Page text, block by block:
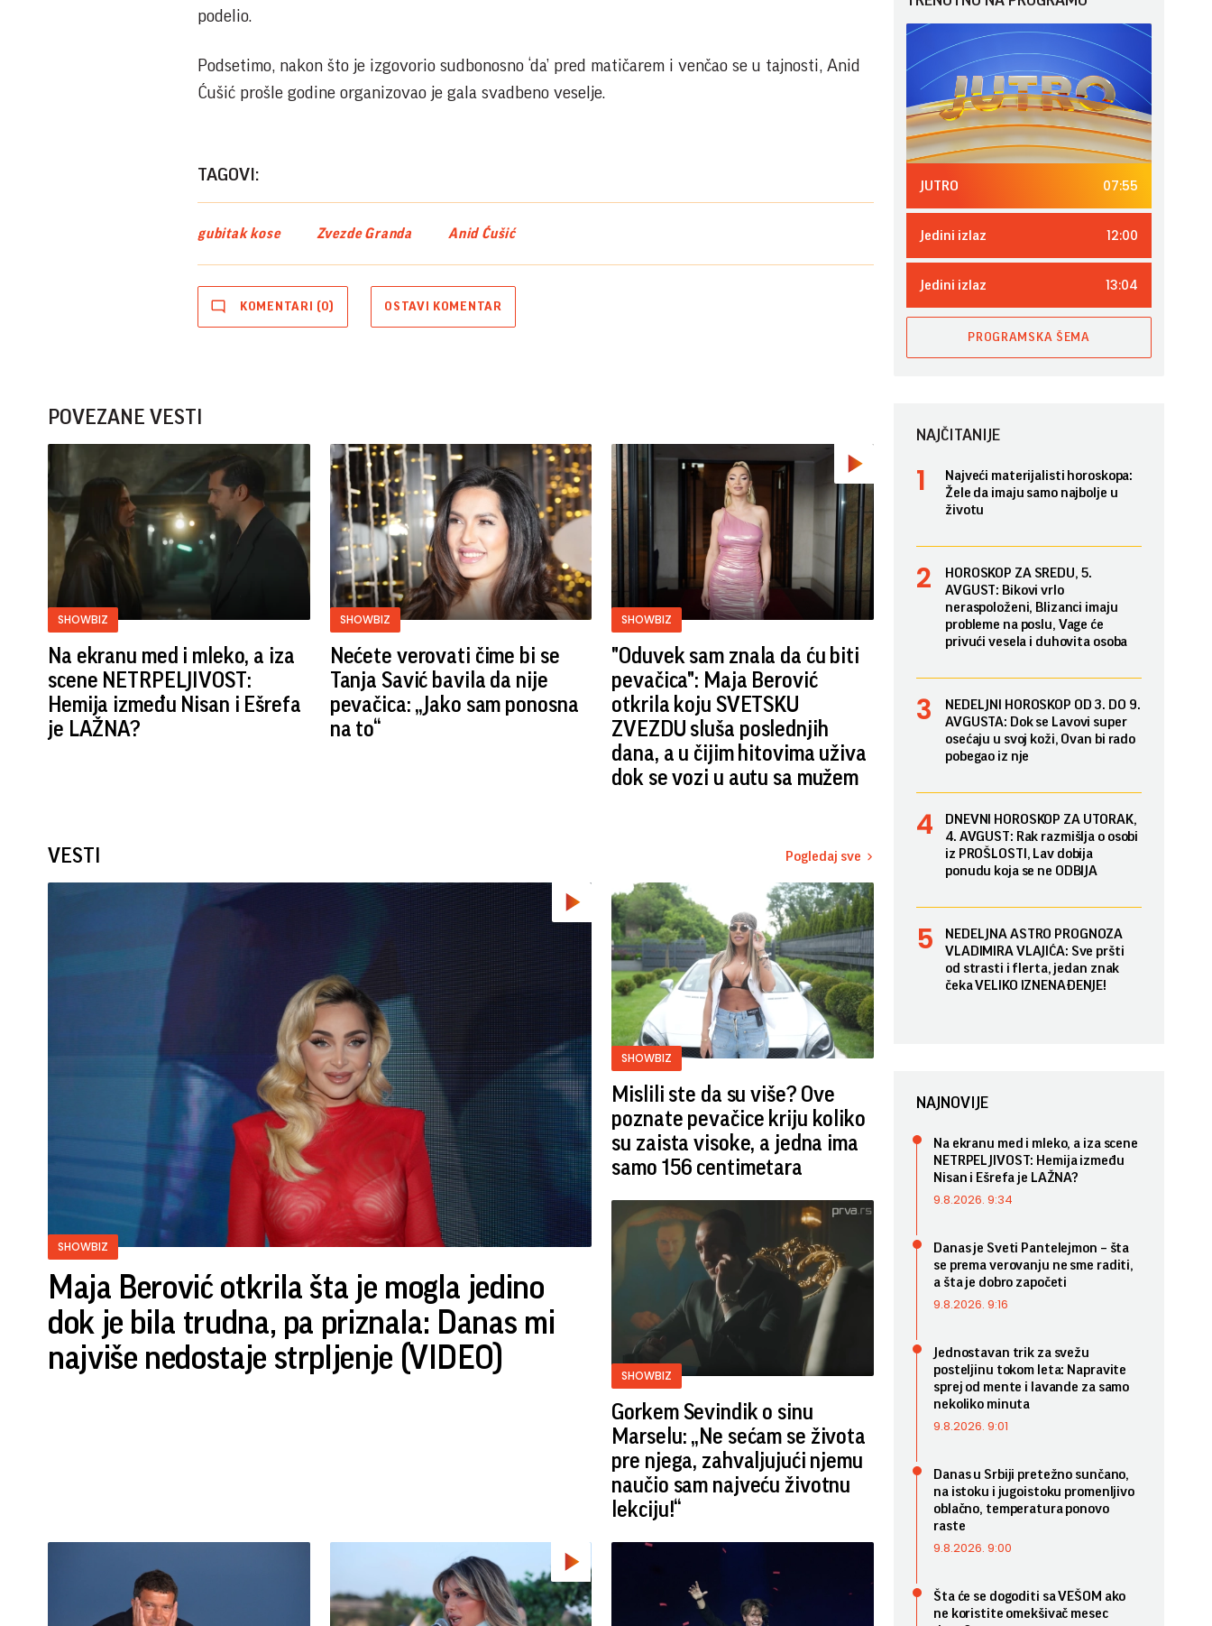
podelio.
Podsetimo, nakon što je izgovorio sudbonosno ‘da’ pred matičarem i venčao se u tajnosti, Anid
Ćušić prošle godine organizovao je gala svadbeno veselje.
TAGOVI:
gubitak kose Zvezde Granda Anid Ćušić
KOMENTARI (0) OSTAVI KOMENTAR
POVEZANE VESTI
SHOWBIZ
Na ekranu med i mleko, a iza
scene NETRPELJIVOST:
Hemija između Nisan i Ešrefa
je LAŽNA?
SHOWBIZ
Nećete verovati čime bi se
Tanja Savić bavila da nije
pevačica: „Jako sam ponosna
na to“
SHOWBIZ
"Oduvek sam znala da ću biti
pevačica": Maja Berović
otkrila koju SVETSKU
ZVEZDU sluša poslednjih
dana, a u čijim hitovima uživa
dok se vozi u autu sa mužem
VESTI Pogledaj sve
SHOWBIZ
Maja Berović otkrila šta je mogla jedino
dok je bila trudna, pa priznala: Danas mi
najviše nedostaje strpljenje (VIDEO)
SHOWBIZ
Mislili ste da su više? Ove
poznate pevačice kriju koliko
su zaista visoke, a jedna ima
samo 156 centimetara
SHOWBIZ
Gorkem Sevindik o sinu
Marselu: „Ne sećam se života
pre njega, zahvaljujući njemu
naučio sam najveću životnu
lekciju!“
JUTRO 07:55
Jedini izlaz 12:00
Jedini izlaz 13:04
PROGRAMSKA ŠEMA
NAJČITANIJE
Najveći materijalisti horoskopa:
Žele da imaju samo najbolje u
životu
HOROSKOP ZA SREDU, 5.
AVGUST: Bikovi vrlo
neraspoloženi, Blizanci imaju
probleme na poslu, Vage će
privući vesela i duhovita osoba
NEDELJNI HOROSKOP OD 3. DO 9.
AVGUSTA: Dok se Lavovi super
osećaju u svoj koži, Ovan bi rado
pobegao iz nje
DNEVNI HOROSKOP ZA UTORAK,
4. AVGUST: Rak razmišlja o osobi
iz PROŠLOSTI, Lav dobija
ponudu koja se ne ODBIJA
NEDELJNA ASTRO PROGNOZA
VLADIMIRA VLAJIĆA: Sve pršti
od strasti i flerta, jedan znak
čeka VELIKO IZNENAĐENJE!
NAJNOVIJE
Na ekranu med i mleko, a iza scene
NETRPELJIVOST: Hemija između
Nisan i Ešrefa je LAŽNA?
9.8.2026. 9:34
Danas je Sveti Pantelejmon – šta
se prema verovanju ne sme raditi,
a šta je dobro započeti
9.8.2026. 9:16
Jednostavan trik za svežu
posteljinu tokom leta: Napravite
sprej od mente i lavande za samo
nekoliko minuta
9.8.2026. 9:01
Danas u Srbiji pretežno sunčano,
na istoku i jugoistoku promenljivo
oblačno, temperatura ponovo
raste
9.8.2026. 9:00
Šta će se dogoditi sa VEŠOM ako
ne koristite omekšivač mesec